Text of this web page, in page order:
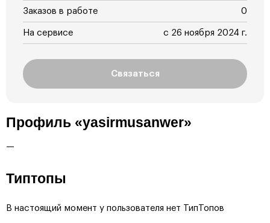
Заказов в работе 0
На сервисе с 26 ноября 2024 г.
Связаться
Профиль «yasirmusanwer»
—
Типтопы
В настоящий момент у пользователя нет ТипТопов